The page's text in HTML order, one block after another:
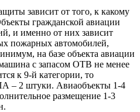
зависит от того, к какому
гражданской авиации
и именно от них зависит
пожарных автомобилей,
на базе объекта авиации
с запасом ОТВ не менее
к 9-й категории, то
– 2 штуки. Авиаобъекты 1-4
размещение 1-3